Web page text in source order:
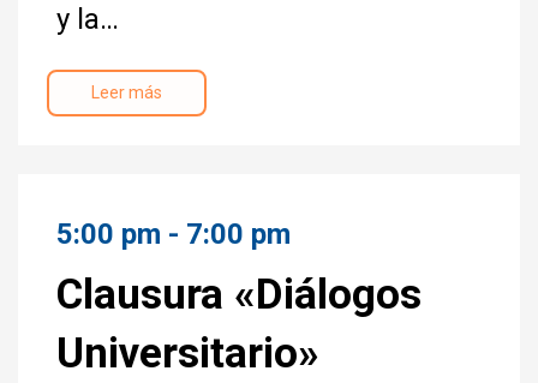
y la…
Leer más
5:00 pm - 7:00 pm
Clausura «Diálogos
Universitario»